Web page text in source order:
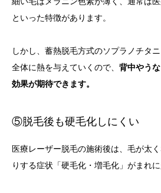
といった特徴があります。
しかし、蓄熱脱毛方式のソプラノチタ
全体に熱を与えていくので、 背中やう
効果が期待できます。
⑤脱毛後も硬毛化しにくい
医療レーザー脱毛の施術後は、毛が太
りする症状「硬毛化・増毛化」がまれに